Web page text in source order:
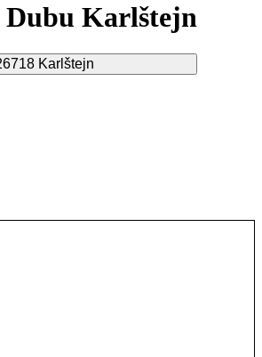
Karlštejn
Karlštejn